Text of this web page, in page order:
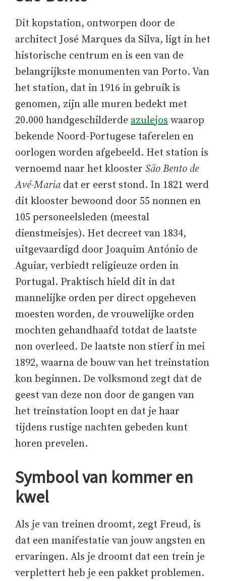
Dit kopstation, ontworpen door de
architect José Marques da Silva, ligt in het
historische centrum en is een van de
belangrijkste monumenten van Porto. Van
het station, dat in 1916 in gebruik is
genomen, zijn alle muren bedekt met
20.000 handgeschilderde azulejos waarop
bekende Noord-Portugese taferelen en
oorlogen worden afgebeeld. Het station is
vernoemd naar het klooster São Bento de
Avé-Maria dat er eerst stond. In 1821 werd
dit klooster bewoond door 55 nonnen en
105 personeelsleden (meestal
dienstmeisjes). Het decreet van 1834,
uitgevaardigd door Joaquim António de
Aguiar, verbiedt religieuze orden in
Portugal. Praktisch hield dit in dat
mannelijke orden per direct opgeheven
moesten worden, de vrouwelijke orden
mochten gehandhaafd totdat de laatste
non overleed. De laatste non stierf in mei
1892, waarna de bouw van het treinstation
kon beginnen. De volksmond zegt dat de
geest van deze non door de gangen van
het treinstation loopt en dat je haar
tijdens rustige nachten gebeden kunt
horen prevelen.
Symbool van kommer en
kwel
Als je van treinen droomt, zegt Freud, is
dat een manifestatie van jouw angsten en
ervaringen. Als je droomt dat een trein je
verplettert heb je een pakket problemen.